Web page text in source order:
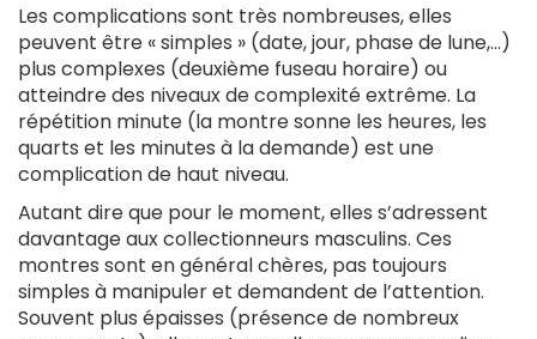
Les complications sont très nombreuses, elles
peuvent être « simples » (date, jour, phase de lune,…)
plus complexes (deuxième fuseau horaire) ou
atteindre des niveaux de complexité extrême. La
répétition minute (la montre sonne les heures, les
quarts et les minutes à la demande) est une
complication de haut niveau.
Autant dire que pour le moment, elles s’adressent
davantage aux collectionneurs masculins. Ces
montres sont en général chères, pas toujours
simples à manipuler et demandent de l’attention.
Souvent plus épaisses (présence de nombreux